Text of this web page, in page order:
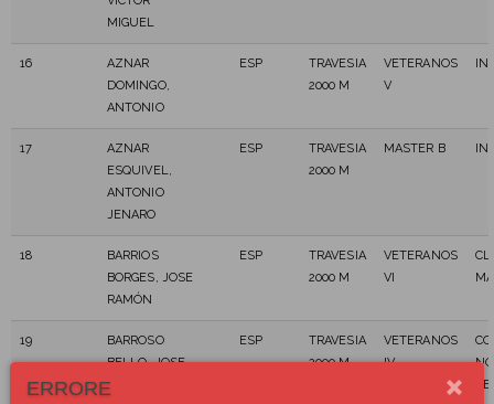
MIGUEL
16
AZNAR
DOMINGO,
ANTONIO
ESP
TRAVESIA
2000 M
VETERANOS
V
17
AZNAR
ESQUIVEL,
ANTONIO
JENARO
ESP
TRAVESIA
2000 M
MASTER B
18
BARRIOS
BORGES, JOSE
RAMÓN
ESP
TRAVESIA
2000 M
VETERANOS
VI
19
BARROSO
BELLO, JOSE
DANIEL
ESP
TRAVESIA
2000 M
VETERANOS
IV
ERRORE